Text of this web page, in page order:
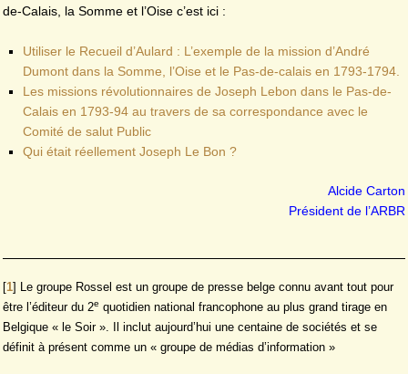
de-Calais, la Somme et l’Oise c’est ici :
Utiliser le Recueil d’Aulard : L’exemple de la mission d’André
Dumont dans la Somme, l’Oise et le Pas-de-calais en 1793-1794.
Les missions révolutionnaires de Joseph Lebon dans le Pas-de-
Calais en 1793-94 au travers de sa correspondance avec le
Comité de salut Public
Qui était réellement Joseph Le Bon ?
Alcide Carton
Président de l’ARBR
[1]
Le groupe Rossel est un groupe de presse belge connu avant tout pour
être l’éditeur du 2e quotidien national francophone au plus grand tirage en
Belgique « le Soir ». Il inclut aujourd’hui une centaine de sociétés et se
définit à présent comme un « groupe de médias d’information »